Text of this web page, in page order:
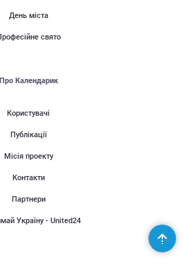
День міста
свято
Про Календарик
Користувачі
Публікації
Місія проекту
Контакти
Партнери
Україну - United24